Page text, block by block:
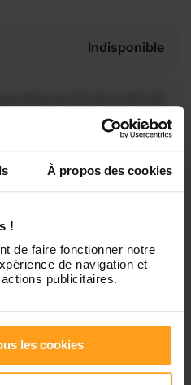
À propos des cookies
!
de faire fonctionner notre
de navigation et
publicitaires.
les cookies
Indisponible
de 00:00 à 00:30
de 00:00 à 00:00
connaître les
de Julie ?
nous